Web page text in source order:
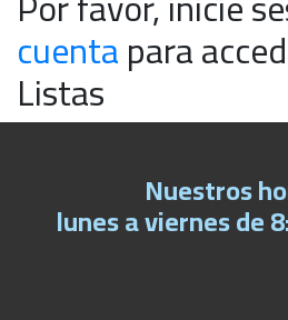
cuentapara
Listas
Nuestros
lunes a viernes de